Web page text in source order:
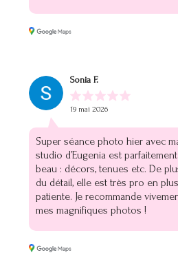
Sonia F.
19 mai 2026
Super séance photo hier avec
studio d’Eugenia est
beau : décors, tenues etc. De
du détail, elle est très pro en
patiente. Je recommande
mes magnifiques photos !